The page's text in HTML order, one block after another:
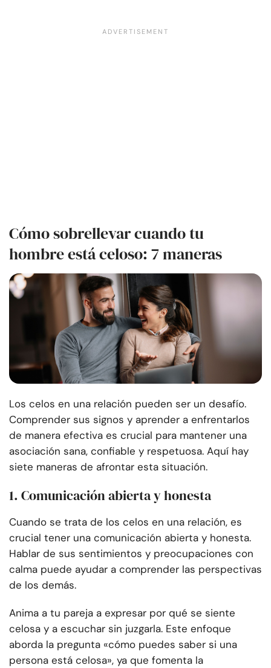
Cómo sobrellevar cuando tu
hombre está celoso: 7 maneras
Los celos en una relación pueden ser un desafío.
Comprender sus signos y aprender a enfrentarlos
de manera efectiva es crucial para mantener una
asociación sana, confiable y respetuosa. Aquí hay
siete maneras de afrontar esta situación.
1. Comunicación abierta y honesta
Cuando se trata de los celos en una relación, es
crucial tener una comunicación abierta y honesta.
Hablar de sus sentimientos y preocupaciones con
calma puede ayudar a comprender las perspectivas
de los demás.
Anima a tu pareja a expresar por qué se siente
celosa y a escuchar sin juzgarla. Este enfoque
aborda la pregunta «cómo puedes saber si una
persona está celosa», ya que fomenta la